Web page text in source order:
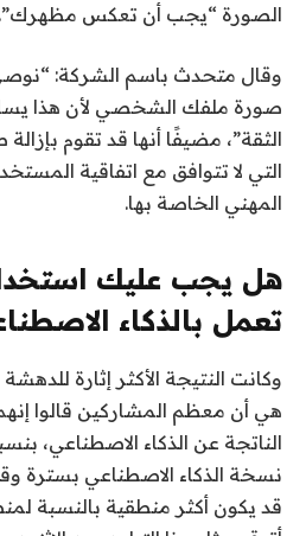
الصورة “يجب أن تعكس مظهرك”.
وقال متحدث باسم الشركة:
صورة ملفك الشخصي لأن هذا
الثقة”، مضيفًا أنها قد تقوم
التي لا تتوافق مع اتفاقية
المهني الخاصة بها.
هل يجب عليك
تعمل بالذكاء
وكانت النتيجة الأكثر إثارة
هي أن معظم المشاركين قالوا
نسخة الذكاء الاصطناعي بسترة
قد يكون أكثر منطقية بالنسبة